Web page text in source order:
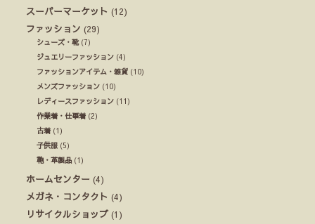
スーパーマーケット (12)
ファッション (29)
シューズ・靴(7)
ジュエリーファッション (4)
ファッションアイテム・雑貨 (10)
メンズファッション (10)
レディースファッション (11)
作業着・仕事着 (2)
古着 (1)
子供服 (5)
鞄・革製品 (1)
ホームセンター (4)
メガネ・コンタクト (4)
リサイクルショップ (1)